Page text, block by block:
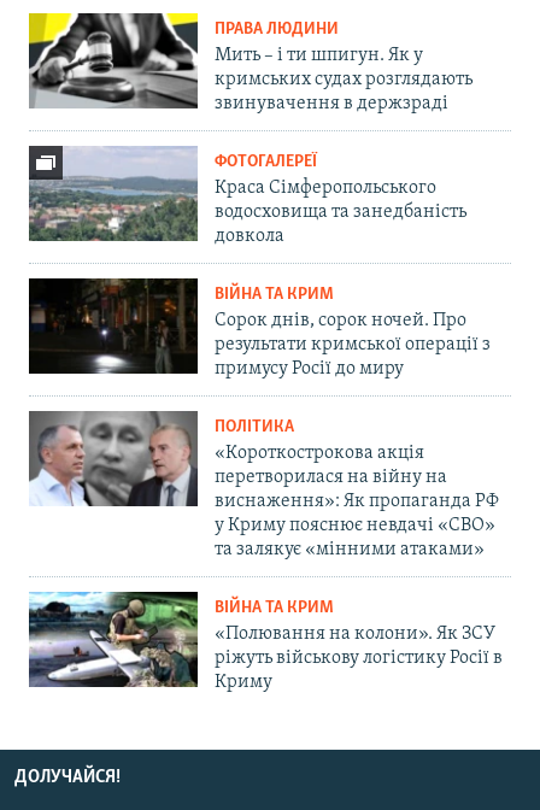
ПРАВА ЛЮДИНИ
Мить – і ти шпигун. Як у
кримських судах розглядають
звинувачення в держзраді
ФОТОГАЛЕРЕЇ
Краса Сімферопольського
водосховища та занедбаність
довкола
ВІЙНА ТА КРИМ
Сорок днів, сорок ночей. Про
результати кримської операції з
примусу Росії до миру
ПОЛІТИКА
«Короткострокова акція
перетворилася на війну на
виснаження»: Як пропаганда РФ
у Криму пояснює невдачі «СВО»
та залякує «мінними атаками»
ВІЙНА ТА КРИМ
«Полювання на колони». Як ЗСУ
ріжуть військову логістику Росії в
Криму
ДОЛУЧАЙСЯ!